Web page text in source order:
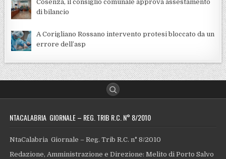
Cosenza, il consiglio comunale approva assestamento
di bilancio
A Corigliano Rossano intervento protesi bloccato da un
errore dell’asp
NTACALABRIA GIORNALE – REG. TRIB R.C. N° 8/2010
NtaCalabria Giornale – Reg. Trib R.C. n° 8/2010
Redazione, Amministrazione e Direzione: Melito di Porto Salvo